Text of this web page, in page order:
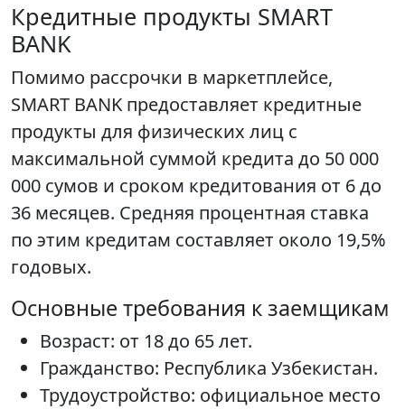
Кредитные продукты SMART
BANK
Помимо рассрочки в маркетплейсе,
SMART BANK предоставляет кредитные
продукты для физических лиц с
максимальной суммой кредита до 50 000
000 сумов и сроком кредитования от 6 до
36 месяцев. Средняя процентная ставка
по этим кредитам составляет около 19,5%
годовых.
Основные требования к заемщикам
Возраст: от 18 до 65 лет.
Гражданство: Республика Узбекистан.
Трудоустройство: официальное место